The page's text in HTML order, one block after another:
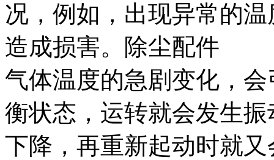
况，例如，出现异常的
造成损害。除尘配件
气体温度的急剧变化，
衡状态，运转就会发生
下降，再重新起动时就